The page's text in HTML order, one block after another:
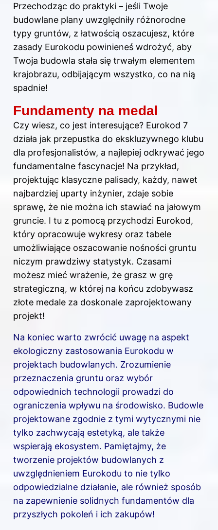
Przechodząc do praktyki – jeśli Twoje
budowlane plany uwzględniły różnorodne
typy gruntów, z łatwością oszacujesz, które
zasady Eurokodu powinieneś wdrożyć, aby
Twoja budowla stała się trwałym elementem
krajobrazu, odbijającym wszystko, co na nią
spadnie!
Fundamenty na medal
Czy wiesz, co jest interesujące? Eurokod 7
działa jak przepustka do ekskluzywnego klubu
dla profesjonalistów, a najlepiej odkrywać jego
fundamentalne fascynacje! Na przykład,
projektując klasyczne palisady, każdy, nawet
najbardziej uparty inżynier, zdaje sobie
sprawę, że nie można ich stawiać na jałowym
gruncie. I tu z pomocą przychodzi Eurokod,
który opracowuje wykresy oraz tabele
umożliwiające oszacowanie nośności gruntu
niczym prawdziwy statystyk. Czasami
możesz mieć wrażenie, że grasz w grę
strategiczną, w której na końcu zdobywasz
złote medale za doskonale zaprojektowany
projekt!
Na koniec warto zwrócić uwagę na aspekt
ekologiczny zastosowania Eurokodu w
projektach budowlanych. Zrozumienie
przeznaczenia gruntu oraz wybór
odpowiednich technologii prowadzi do
ograniczenia wpływu na środowisko. Budowle
projektowane zgodnie z tymi wytycznymi nie
tylko zachwycają estetyką, ale także
wspierają ekosystem. Pamiętajmy, że
tworzenie projektów budowlanych z
uwzględnieniem Eurokodu to nie tylko
odpowiedzialne działanie, ale również sposób
na zapewnienie solidnych fundamentów dla
przyszłych pokoleń i ich zakupów!